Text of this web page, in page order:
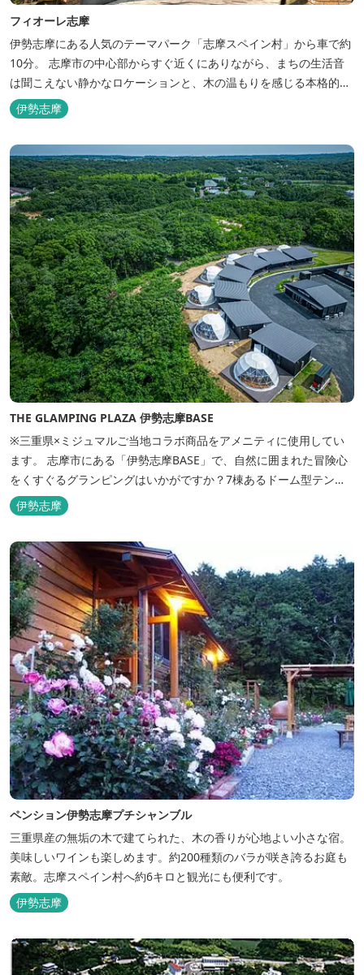
フィオーレ志摩
伊勢志摩にある人気のテーマパーク「志摩スペイン村」から車で約
10分。 志摩市の中心部からすぐ近くにありながら、まちの生活音
は聞こえない静かなロケーションと、木の温もりを感じる本格的な
コテージは、非日常の時間を過ごすにはぴったり。ペットと一緒に
泊まれる宿泊棟もあり、「週末、ペットとゆっくり過ごしたい」と
伊勢志摩
THE GLAMPING PLAZA 伊勢志摩BASE
※三重県×ミジュマルご当地コラボ商品をアメニティに使用してい
ます。 志摩市にある「伊勢志摩BASE」で、自然に囲まれた冒険心
をくすぐるグランピングはいかがですか？7棟あるドーム型テント
での宿泊やFREE BARのサービス、伊勢志摩の特産を使ったBBQ
が、楽しいひとときを演出します。温暖な伊勢志摩で、特別なリゾ
ートのひとときを。
伊勢志摩
ペンション伊勢志摩プチシャンブル
三重県産の無垢の木で建てられた、木の香りが心地よい小さな宿。
美味しいワインも楽しめます。約200種類のバラが咲き誇るお庭も
素敵。志摩スペイン村へ約6キロと観光にも便利です。
伊勢志摩